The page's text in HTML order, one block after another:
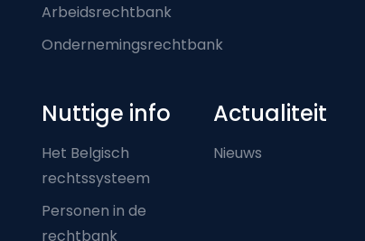
Arbeidsrechtbank
Ondernemingsrechtbank
Nuttige info
Het Belgisch
rechtssysteem
Personen in de
rechtbank
Actualiteit
Nieuws